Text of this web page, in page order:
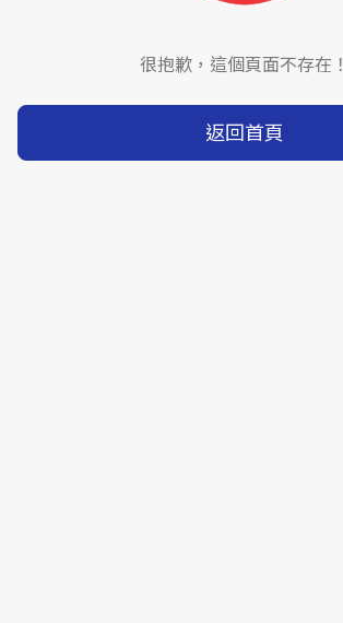
很抱歉，這個頁面不存在！
返回首頁